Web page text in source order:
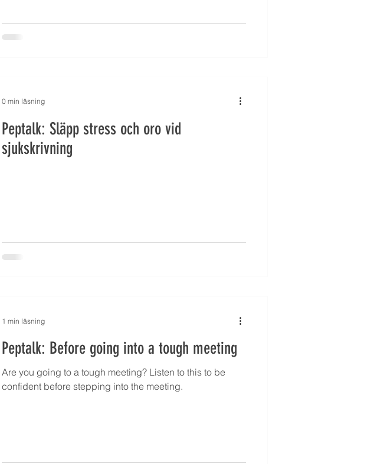
Peptalk: Släpp stress och oro vid
sjukskrivning
0 min läsning
Peptalk: Before going into a tough meeting
Are you going to a tough meeting? Listen to this to be
confident before stepping into the meeting.
1 min läsning